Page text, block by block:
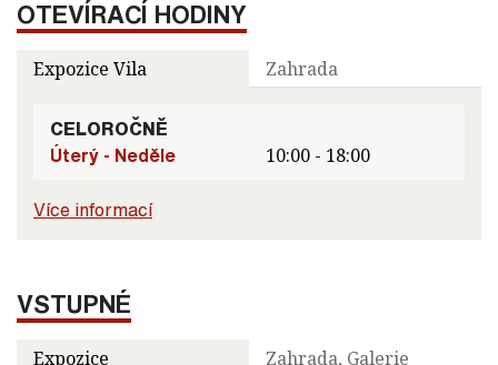
OTEVÍRACÍ HODINY
Expozice Vila Zahrada
CELOROČNĚ
Úterý - Neděle
10:00 - 18:00
Více informací
VSTUPNÉ
Expozice Zahrada, Galerie